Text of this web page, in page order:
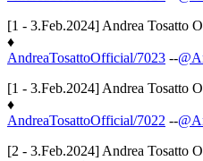
[1 - 3.Feb.2024] Andrea Tosatto
♦
AndreaTosattoOfficial/7023 --
[1 - 3.Feb.2024] Andrea Tosatto
♦
AndreaTosattoOfficial/7022 --
[2 - 3.Feb.2024] Andrea Tosatto